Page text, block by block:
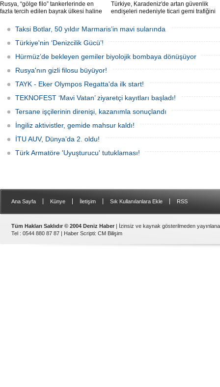
Rusya, “gölge filo” tankerlerinde en
fazla tercih edilen bayrak ülkesi haline
birlikte çok sayıda tanker Rus bayrağına
geçerken, bu durum küresel denizcilik
yaptırımlarının uygulanması açısından
yeni bir tablo ortaya koyuyor.
Türkiye, Karadeniz'de artan güvenlik
endişeleri nedeniyle ticari gemi trafiğini
bölgedeki gıda güvenliğini tehdit ediyor.
Taksi Botlar, 50 yıldır Marmaris’in mavi sularında
Türkiye'nin ‘Denizcilik Gücü’!
Hürmüz’de bekleyen gemiler biyolojik bombaya dönüşüyor
Rusya'nın gizli filosu büyüyor!
TAYK - Eker Olympos Regatta'da ilk start!
TEKNOFEST ‘Mavi Vatan’ ziyaretçi kayıtları başladı!
Tersane işçilerinin direnişi, kazanımla sonuçlandı
İngiliz aktivistler, gemide mahsur kaldı!
İTU AUV, Dünya’da 2. oldu!
Türk Armatöre 'Uyuşturucu' tutuklaması!
Ana Sayfa Künye İletişim Sık Kullanılanlara Ekle RSS
Tüm Hakları Saklıdır © 2004 Deniz Haber | İzinsiz ve kaynak gösterilmeden
Tel : 0544 880 87 87 | Haber Scripti: CM Bilişim